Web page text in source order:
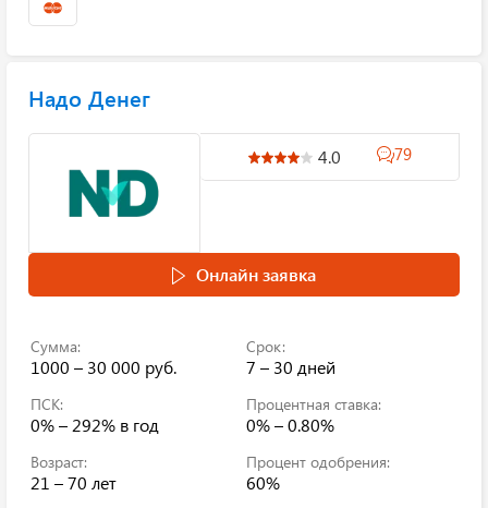
Надо Денег
4.0 79
Онлайн заявка
Сумма:
1000 – 30 000 руб.
Срок:
7 – 30 дней
ПСК:
0% – 292% в год
Процентная ставка:
0% – 0.80%
Возраст:
21 – 70 лет
Процент одобрения:
60%